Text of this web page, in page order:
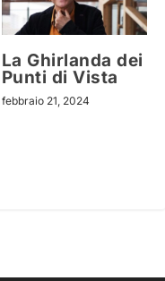
La Ghirlanda dei
Punti di Vista
febbraio 21, 2024